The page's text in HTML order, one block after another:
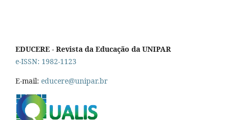
EDUCERE - Revista da Educação da UNIPAR
e-ISSN: 1982-1123
E-mail: educere@unipar.br